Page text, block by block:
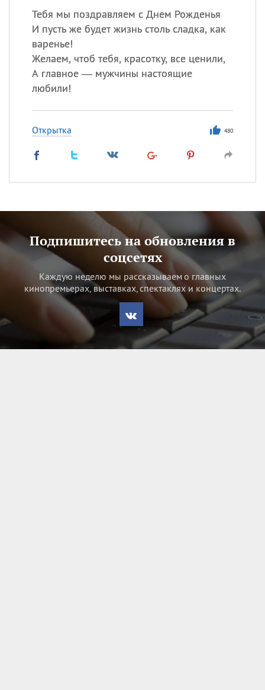
Тебя мы поздравляем с Днем Рожденья
И пусть же будет жизнь столь сладка, как
варенье!
Желаем, чтоб тебя, красотку, все ценили,
А главное — мужчины настоящие
любили!
Открытка 480
Подпишитесь на обновления в
соцсетях
Каждую неделю мы рассказываем о главных
кинопремьерах, выставках, спектаклях и концертах.